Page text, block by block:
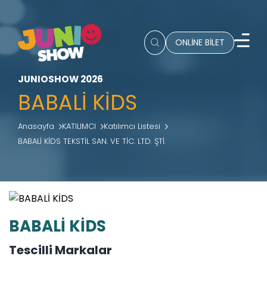
ONLİNE BİLET
JUNIOSHOW 2026
BABALİ KİDS
Anasayfa KATILIMCI
Katılımcı Listesi
BABALİ KİDS TEKSTİL SAN. VE TİC. LTD. ŞTİ.
BABALİ KİDS
Tescilli Markalar